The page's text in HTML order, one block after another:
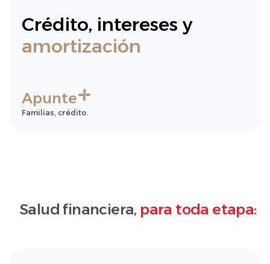
Crédito, intereses y
amortización
Apunte
Familias, crédito.
Salud financiera, para toda etapa: